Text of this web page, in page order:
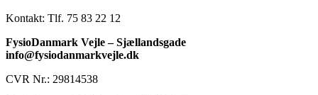
Kontakt: Tlf. 75 83 22 12
FysioDanmark Vejle – Sjællandsgade
info@fysiodanmarkvejle.dk
CVR Nr.: 29814538